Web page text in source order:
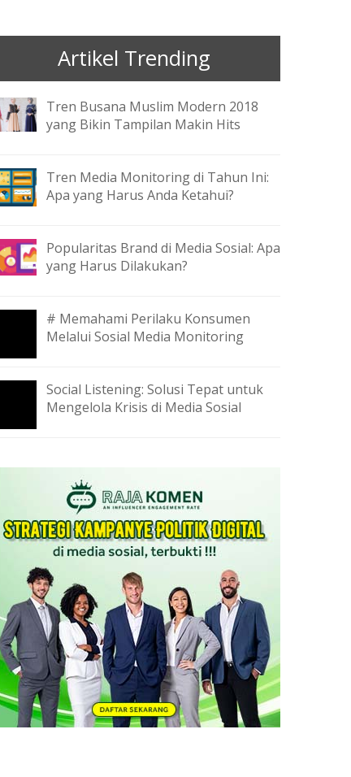
Artikel Trending
Tren Busana Muslim Modern 2018
yang Bikin Tampilan Makin Hits
Tren Media Monitoring di Tahun Ini:
Apa yang Harus Anda Ketahui?
Popularitas Brand di Media Sosial: Apa
yang Harus Dilakukan?
# Memahami Perilaku Konsumen
Melalui Sosial Media Monitoring
Social Listening: Solusi Tepat untuk
Mengelola Krisis di Media Sosial